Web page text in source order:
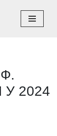
2024